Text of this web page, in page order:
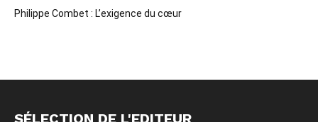
Philippe Combet : L’exigence du cœur
SÉLECTION DE L'EDITEUR